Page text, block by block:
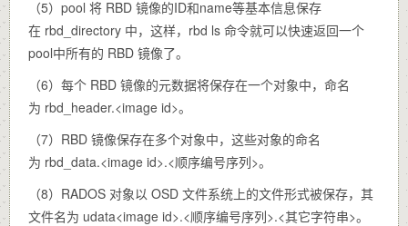
（5）pool 将 RBD 镜像的ID和name等基本信息保存
在 rbd_directory 中，这样，rbd ls 命令就可以快速返回一个
pool中所有的 RBD 镜像了。
（6）每个 RBD 镜像的元数据将保存在一个对象中，命名
为 rbd_header.<image id>。
（7）RBD 镜像保存在多个对象中，这些对象的命名
为 rbd_data.<image id>.<顺序编号序列>。
（8）RADOS 对象以 OSD 文件系统上的文件形式被保存，其
文件名为 udata<image id>.<顺序编号序列>.<其它字符串>。